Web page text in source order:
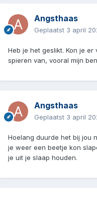
Angsthaas
Geplaatst 3 april
Heb je het geslikt. Kon je
spieren van, vooral mijn
Angsthaas
Geplaatst 3 april
Hoelang duurde het bij jou
je weer een beetje kon
je uit je slaap houden.